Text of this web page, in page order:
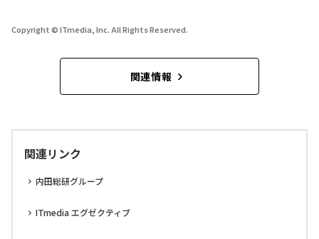
Copyright © ITmedia, Inc. All Rights Reserved.
関連情報
関連リンク
内田総研グループ
ITmedia エグゼクティブ